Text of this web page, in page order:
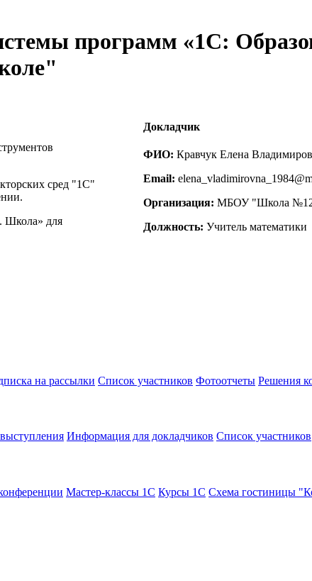
программ «1С:
сред "1С"
Школа» для
Докладчик
ФИО: Кравчук Елена
Email:
Организация: МБОУ "Школа
Должность: Учитель математики
на рассылки Список участников Фотоотчеты Решения
Информация для докладчиков Список участников
Мастер-классы 1С Курсы 1С Схема гостиницы